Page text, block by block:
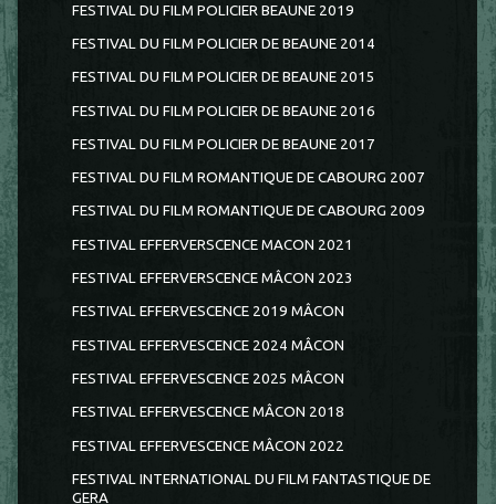
FESTIVAL DU FILM POLICIER BEAUNE 2019
FESTIVAL DU FILM POLICIER DE BEAUNE 2014
FESTIVAL DU FILM POLICIER DE BEAUNE 2015
FESTIVAL DU FILM POLICIER DE BEAUNE 2016
FESTIVAL DU FILM POLICIER DE BEAUNE 2017
FESTIVAL DU FILM ROMANTIQUE DE CABOURG 2007
FESTIVAL DU FILM ROMANTIQUE DE CABOURG 2009
FESTIVAL EFFERVERSCENCE MACON 2021
FESTIVAL EFFERVERSCENCE MÂCON 2023
FESTIVAL EFFERVESCENCE 2019 MÂCON
FESTIVAL EFFERVESCENCE 2024 MÂCON
FESTIVAL EFFERVESCENCE 2025 MÂCON
FESTIVAL EFFERVESCENCE MÂCON 2018
FESTIVAL EFFERVESCENCE MÂCON 2022
FESTIVAL INTERNATIONAL DU FILM FANTASTIQUE DE
GERA